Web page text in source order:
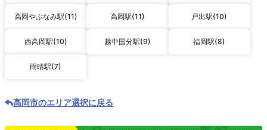
高岡やぶなみ駅(11) 高岡駅(11) 戸出駅(10)
西高岡駅(10) 越中国分駅(9) 福岡駅(8)
雨晴駅(7)
高岡市のエリア選択に戻る